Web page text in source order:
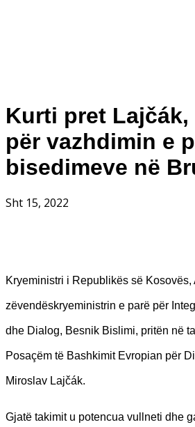
Kurti pret
për vazhdimin e
bisedimeve në
Sht 15, 2022
Kryeministri i Republikës së
zëvendëskryeministrin e parë për
dhe Dialog, Besnik Bislimi, pritën në
Posaçëm të Bashkimit Evropian për
Miroslav Lajčák.
Gjatë takimit u potencua vullneti dhe